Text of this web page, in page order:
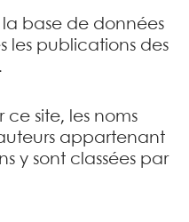
la base de données
les publications des
ce site, les noms
appartenant
y sont classées par